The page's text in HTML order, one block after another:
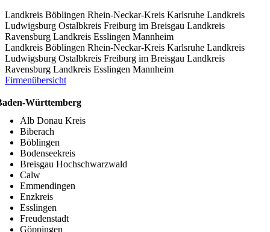
Landkreis Böblingen Rhein-Neckar-Kreis Karlsruhe Landkreis
Ludwigsburg Ostalbkreis Freiburg im Breisgau Landkreis
Ravensburg Landkreis Esslingen Mannheim
Landkreis Böblingen Rhein-Neckar-Kreis Karlsruhe Landkreis
Ludwigsburg Ostalbkreis Freiburg im Breisgau Landkreis
Ravensburg Landkreis Esslingen Mannheim
Firmenübersicht
Württemberg
Alb Donau Kreis
Biberach
Böblingen
Bodenseekreis
Breisgau Hochschwarzwald
Calw
Emmendingen
Enzkreis
Esslingen
Freudenstadt
Göppingen